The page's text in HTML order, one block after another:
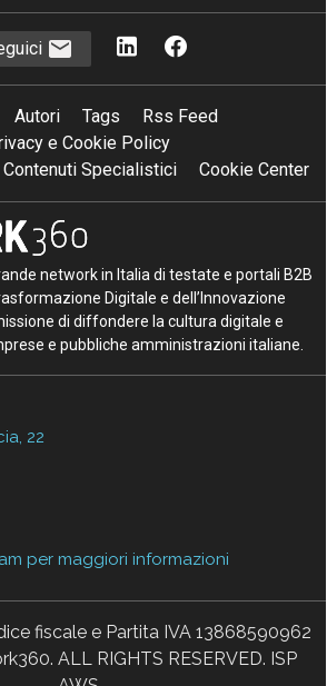
Autori Tags
Rss Feed
e Cookie Policy
Specialistici
Cookie Center
network in Italia di testate e portali B2B
Digitale e dell’Innovazione
di diffondere la cultura digitale e
e pubbliche amministrazioni italiane.
22
per maggiori informazioni
fiscale e Partita IVA 13868590962
ALL RIGHTS RESERVED. ISP